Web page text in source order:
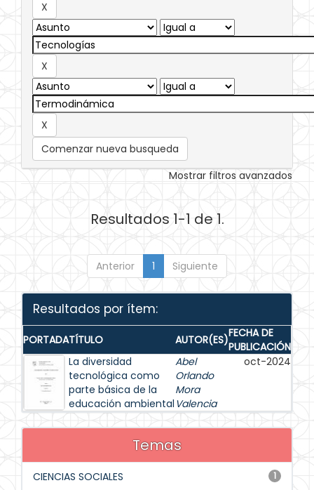
Comenzar nueva busqueda
Mostrar filtros avanzados
Resultados 1-1 de 1.
Anterior 1 Siguiente
Resultados por ítem:
PORTADATÍTULO AUTOR(ES)FECHA DE
PUBLICACIÓN
La diversidad
tecnológica como
parte básica de la
educación ambiental
Abel
Orlando
Mora
Valencia
oct-2024
Temas
1
CIENCIAS SOCIALES